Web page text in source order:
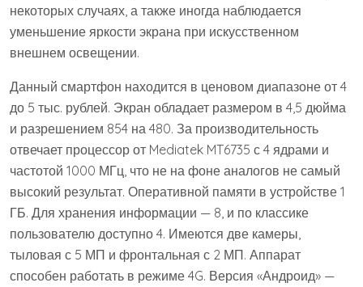
некоторых случаях, а также иногда наблюдается
уменьшение яркости экрана при искусственном
внешнем освещении.
Данный смартфон находится в ценовом диапазоне от 4
до 5 тыс. рублей. Экран обладает размером в 4,5 дюйма
и разрешением 854 на 480. За производительность
отвечает процессор от Mediatek MT6735 с 4 ядрами и
частотой 1000 МГц, что не на фоне аналогов не самый
высокий результат. Оперативной памяти в устройстве 1
ГБ. Для хранения информации — 8, и по классике
пользователю доступно 4. Имеются две камеры,
тыловая с 5 МП и фронтальная с 2 МП. Аппарат
способен работать в режиме 4G. Версия «Андроид» —